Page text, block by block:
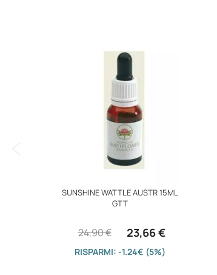
SUNSHINE WATTLE AUSTR 15ML
GTT
23,66 €
24,90 €
RISPARMI: -1.24€ (5%)